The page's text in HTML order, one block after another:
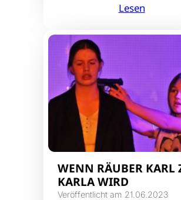
Lesen
WENN RÄUBER KARL
KARLA WIRD
Veröffentlicht am 21.06.2023